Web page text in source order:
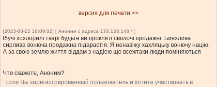
версия для печати >>
[2023-03-22 18:09:02] [ Аноним с адреса 178.133.148.* ]
Їбучі хохлорилі тварі будьте ви прокляті сволочі продажні. Биехлива
сирлива вонюча продажна підарастія. Я ненавіжу хахляцьку вонючу націю.
А за свою землю життя віддам з надіею що всежтаки люди поміняються
Что скажете, Аноним?
Если Вы зарегистрированный пользователь и хотите участвовать в